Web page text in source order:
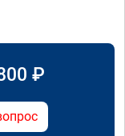
₽